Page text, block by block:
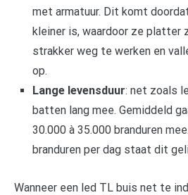
met armatuur. Dit komt
kleiner is, waardoor ze platter
strakker weg te werken en
op.
Lange levensduur: net zoals
batten lang mee. Gemiddeld
30.000 à 35.000 branduren
branduren per dag staat dit
Wanneer een led TL buis net te